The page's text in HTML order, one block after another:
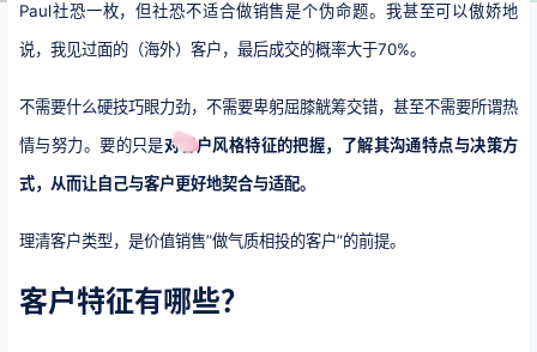
Paul社恐一枚，但社恐不适合做销售是个伪命题。我甚至可以傲娇地
说，我见过面的（海外）客户，最后成交的概率大于70%。
不需要什么硬技巧眼力劲，不需要卑躬屈膝觥筹交错，甚至不需要所谓热
情与努力。要的只是对客户风格特征的把握，了解其沟通特点与决策方
式，从而让自己与客户更好地契合与适配。
理清客户类型，是价值销售”做气质相投的客户”的前提。
客户特征有哪些？